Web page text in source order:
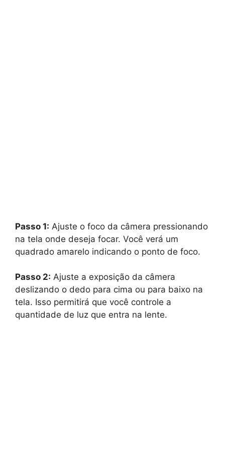
Passo 1: Ajuste o foco da câmera pressionando
na tela onde deseja focar. Você verá um
quadrado amarelo indicando o ponto de foco.
Passo 2: Ajuste a exposição da câmera
deslizando o dedo para cima ou para baixo na
tela. Isso permitirá que você controle a
quantidade de luz que entra na lente.